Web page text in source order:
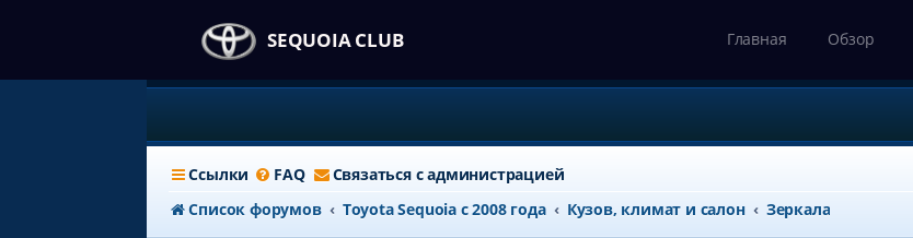
SEQUOIA CLUB Главная Обзор
Ссылки FAQ Связаться с администрацией
Список форумов
Тоyota Sequoia c 2008 года Кузов, климат и салон Зеркала